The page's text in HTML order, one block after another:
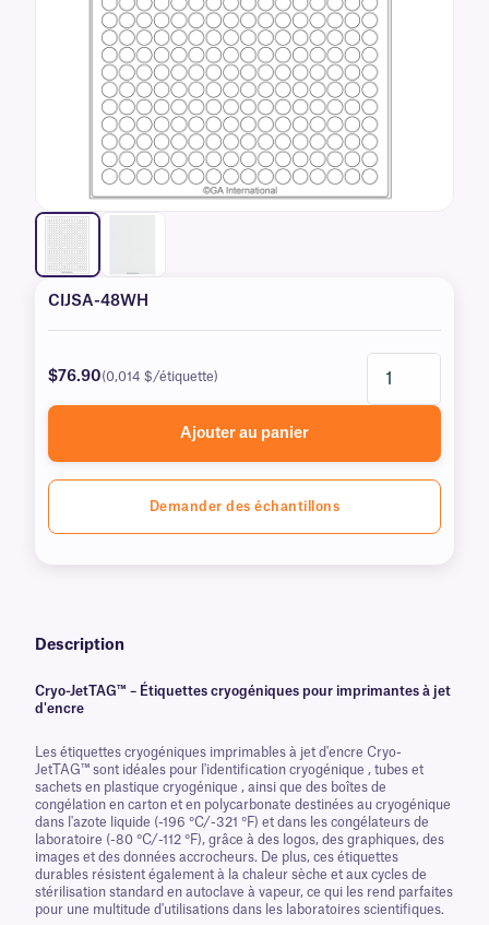
CIJSA-48WH
$76.90(0,014 $/étiquette)
Ajouter au panier
Demander des échantillons
Description
Cryo-JetTAG™ – Étiquettes cryogéniques pour imprimantes à jet
d'encre
Les étiquettes cryogéniques imprimables à jet d'encre Cryo-
JetTAG™ sont idéales pour l'identification cryogénique , tubes et
sachets en plastique cryogénique , ainsi que des boîtes de
congélation en carton et en polycarbonate destinées au cryogénique
dans l'azote liquide (-196 °C/-321 °F) et dans les congélateurs de
laboratoire (-80 °C/-112 °F), grâce à des logos, des graphiques, des
images et des données accrocheurs. De plus, ces étiquettes
durables résistent également à la chaleur sèche et aux cycles de
stérilisation standard en autoclave à vapeur, ce qui les rend parfaites
pour une multitude d'utilisations dans les laboratoires scientifiques.